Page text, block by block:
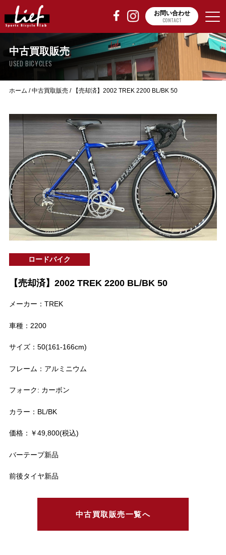
お問い合わせ
CONTACT
中古買取販売
USED BICYCLES
ホーム /中古買取販売/ 【売却済】2002 TREK 2200 BL/BK 50
ロードバイク
【売却済】2002 TREK 2200 BL/BK 50
メーカー：TREK
車種：2200
サイズ：50(161-166cm)
フレーム：アルミニウム
フォーク: カーボン
カラー：BL/BK
価格：￥49,800(税込)
バーテープ新品
前後タイヤ新品
中古買取販売一覧へ